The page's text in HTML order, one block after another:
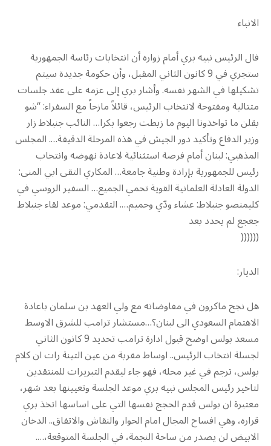
الانباء
فال الرئيس نبيه بري أمام زواره أن انتخابات رئاسة الجمهورية
ستجري في 9 كانون الثاني المقبل، وأن حكومة جديدة سيتم
تشكيلها في الشهر نفسه. وأشار بري إلى عزمه على عقد جلسات
متتالية ومفتوحة لانتخاب الرئيس، قائلاً مازحاً مع السفراء: “شو
بقلن ما تواخذونا اليوم ما زبطت رجعوا بكرا… النائب جنبلاط زار
وزير الدفاع وتأكيد دور الجيش في هذه المرحلة الدقيقة…. المجلس
المذهبي: لبنان أمام فرصة استثنائية لاعادة نهوضه وانتخاب
رئيس للجمهورية بإرادة وطنية جامعة… المكاري التقى ابي المنى:
الدولة العادلة العلمانية القوية تحمي الجميع… السفير الروسي في
كليمنصو جنبلاط: عشاء ودّي وحميم…. التقدمي: موعد لقاء جنبلاط
جعجع لم يحدد بعد
((((((
الديار:
هل نجح ماكرون في مفاوضاته مع ولي العهد بن سلمان باعادة
الاهتمام السعودي الى لبنان؟…مستشار ترامب للشرق الاوسط
مسعد بولس اوضح قبول ادارة ترامب تحديد 9 كانون الثاني
لجسلة انتخاب الرئيس.. اوساط مقربة من عين التينة رات ان كلام
بولس، ترجم في غير محله، فهو جاء ليقدم التبريرات للمنتقدين
لتاخير رئيس المجلس نبيه بري موعد الجلسة وتعيينها بعد شهر،
معتبرة ان بولس قدم الحجج نفسها التي على اساسها اتخذ بري
قراره، وهي افساح المجال امام الحوار والنقاش والاتفاق.. الدخان
الابيض لن يصدر من ساحة النجمة، في الجلسة المتوقعة،….